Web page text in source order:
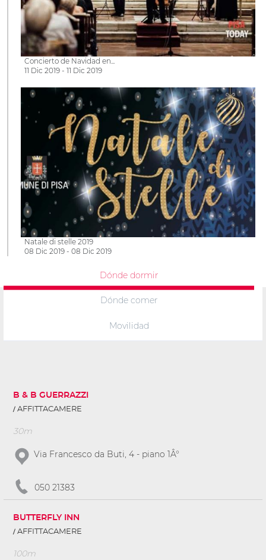
Concierto de Navidad en...
11 Dic 2019 - 11 Dic 2019
Natale di stelle 2019
08 Dic 2019 - 08 Dic 2019
Dónde dormir
Dónde comer
Movilidad
B & B GUERRAZZI
AFFITTACAMERE
30m
Via Francesco da Buti, 4 - piano 1Â°
050 21383
BUTTERFLY INN
AFFITTACAMERE
100m